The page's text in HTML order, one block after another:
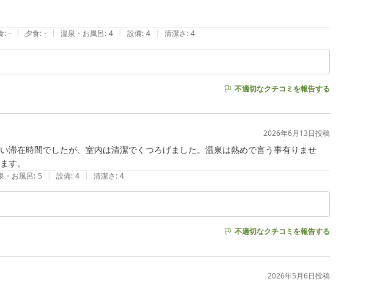
: - | 夕食: - | 温泉・お風呂: 4 | 設備: 4 | 清潔さ: 4
不適切なクチコミを報告する
2026年6月13日投稿
滞在時間でしたが、室内は清潔でくつろげました。温泉は熱めで言う事有りませ
す。
・お風呂: 5 | 設備: 4 | 清潔さ: 4
不適切なクチコミを報告する
2026年5月6日投稿